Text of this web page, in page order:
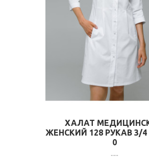
ХАЛАТ
ЖЕНСКИЙ 128 РУКАВ 3/
0
.....